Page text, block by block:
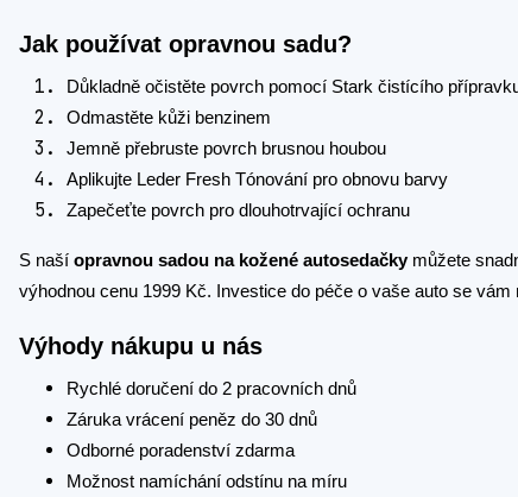
Jak používat opravnou sadu?
Důkladně očistěte povrch pomocí Stark čistícího
Odmastěte kůži benzinem
Jemně přebruste povrch brusnou houbou
Aplikujte Leder Fresh Tónování pro obnovu barvy
Zapečeťte povrch pro dlouhotrvající ochranu
S naší opravnou sadou na kožené autosedačkymůžete
výhodnou cenu 1999 Kč. Investice do péče o vaše auto se vám
Výhody nákupu u nás
Rychlé doručení do 2 pracovních dnů
Záruka vrácení peněz do 30 dnů
Odborné poradenství zdarma
Možnost namíchání odstínu na míru